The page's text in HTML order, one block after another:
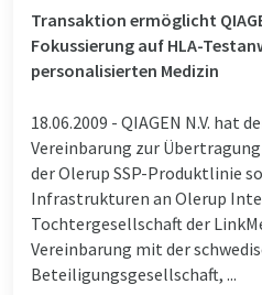
Transaktion ermöglicht
Fokussierung auf HLA-
personalisierten Medizin
18.06.2009 - QIAGEN N.V. hat
Vereinbarung zur
der Olerup SSP-Produktlinie
Infrastrukturen an Olerup
Tochtergesellschaft der
Vereinbarung mit der
Beteiligungsgesellschaft, ...